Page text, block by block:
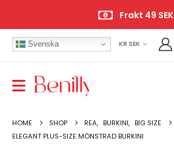
Frakt 49 SEK
Svenska KR SEK
HOME SHOP REA, BURKINI, BIG SIZE
ELEGANT PLUS-SIZE MÖNSTRAD BURKINI